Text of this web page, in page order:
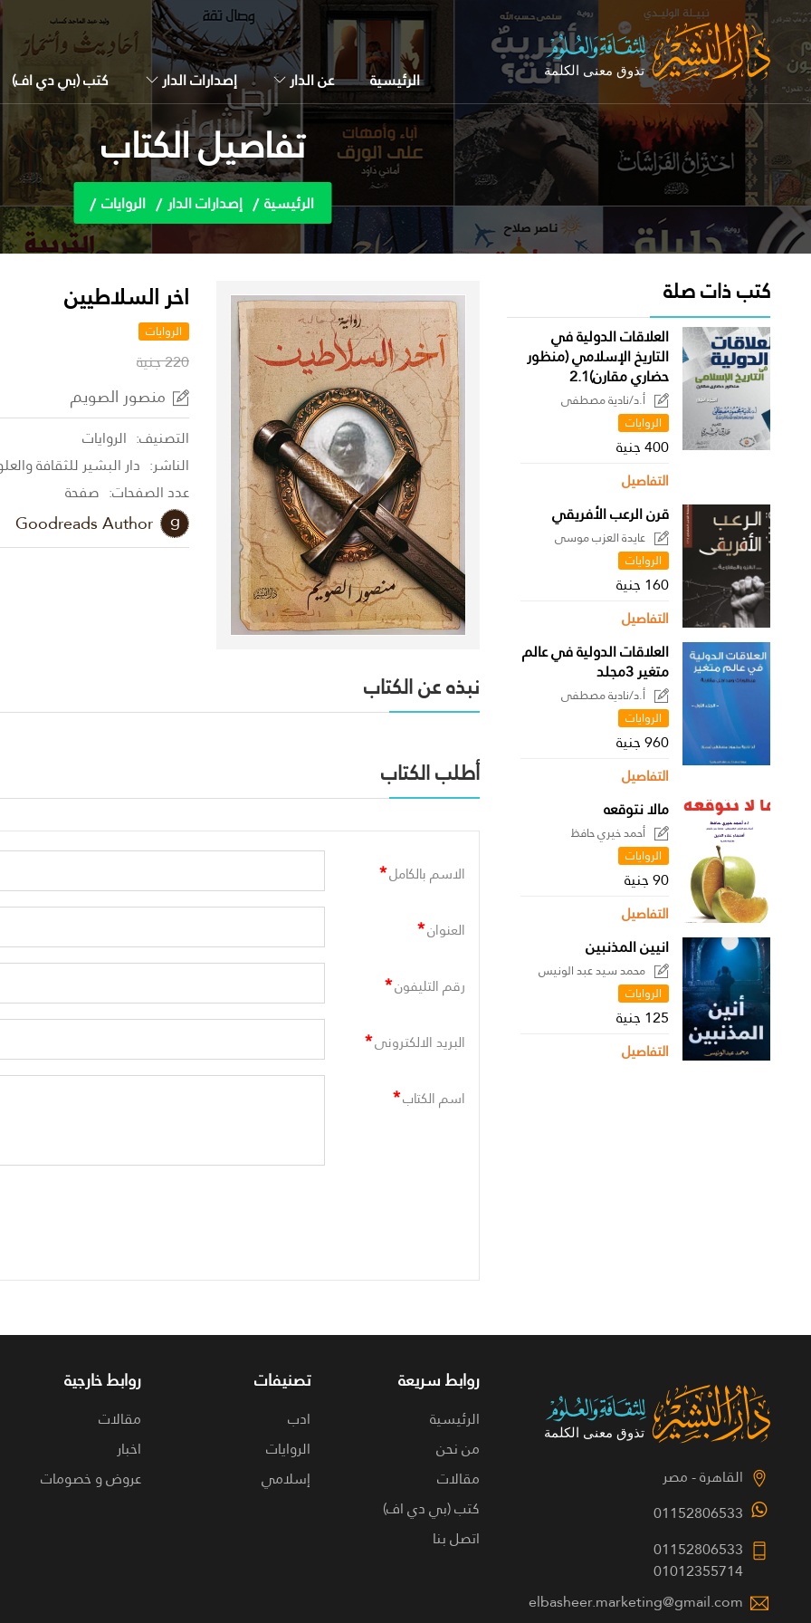
الرئيسية عن الدار إصدارات الدار كتب (بي دي اف)
تفاصيل الكتاب
الرئيسية إصدارات الدار الروايات
كتب ذات صلة
العلاقات الدولية في
التاريخ الإسلامي (منظور
حضاري مقارن)2.1
أ.د/نادية مصطفى
الروايات
400 جنية
التفاصيل
قرن الرعب الأفريقي
عايدة العزب موسى
الروايات
160 جنية
التفاصيل
العلاقات الدولية في عالم
متغير 3مجلد
أ.د/نادية مصطفى
الروايات
960 جنية
التفاصيل
مالا نتوقعه
أحمد خيري حافظ
الروايات
90 جنية
التفاصيل
انيين المذنبين
محمد سيد عبد الونيس
الروايات
125 جنية
التفاصيل
اخر السلاطيين
الروايات
220 جنية
منصور الصويم
التصنيف: الروايات
الناشر: دار البشير للثقافة
عدد الصفحات: صفحة
Goodreads Author
نبذه عن الكتاب
أطلب الكتاب
الاسم بالكامل*
العنوان*
رقم التليفون*
البريد الالكترونى*
اسم الكتاب*
القاهرة - مصر
01152806533
01152806533
01012355714
elbasheer.marketing@gmail.com
روابط سريعة
الرئيسية
من نحن
مقالات
كتب (بي دي اف)
اتصل بنا
تصنيفات
ادب
الروايات
إسلامي
روابط خارجية
مقالات
اخبار
عروض و خصومات